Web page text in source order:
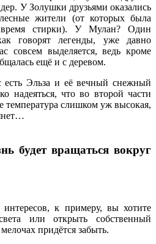
У Золушки друзьями оказались
жители (от которых была
время стирки). У Мулан? Один
говорят легенды, уже давно
совсем выделяется, ведь кроме
ещё и с деревом.
Эльза и её вечный снежный
надеяться, что во второй части
температура слишком уж высокая,
будет вращаться вокруг
к примеру, вы хотите
или открыть собственный
придётся забыть.